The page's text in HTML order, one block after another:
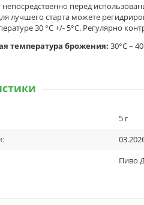
перед
лучшего старта можете
30 °C +/- 5°C. Регулярно
температура брожения: 30°C –
5 г
Пиво